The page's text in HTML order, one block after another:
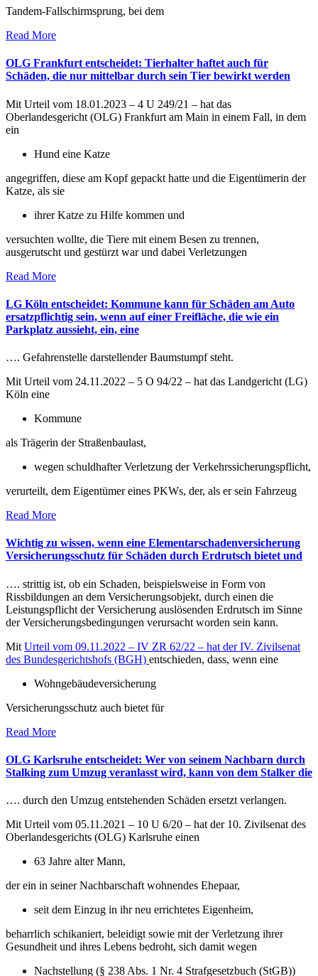
Tandem-Fallschirmsprung, bei dem
Read More
OLG Frankfurt entscheidet: Tierhalter haftet auch für
Schäden, die nur mittelbar durch sein Tier bewirkt werden
Mit Urteil vom 18.01.2023 – 4 U 249/21 – hat das
Oberlandesgericht (OLG) Frankfurt am Main in einem Fall, in dem
ein
Hund eine Katze
angegriffen, diese am Kopf gepackt hatte und die Eigentümerin der
Katze, als sie
ihrer Katze zu Hilfe kommen und
versuchten wollte, die Tiere mit einem Besen zu trennen,
ausgerutscht und gestürzt war und dabei Verletzungen
Read More
LG Köln entscheidet: Kommune kann für Schäden am Auto
ersatzpflichtig sein, wenn auf einer Freifläche, die wie ein
Parkplatz aussieht, ein, eine
…. Gefahrenstelle darstellender Baumstumpf steht.
Mit Urteil vom 24.11.2022 – 5 O 94/22 – hat das Landgericht (LG)
Köln eine
Kommune
als Trägerin der Straßenbaulast,
wegen schuldhafter Verletzung der Verkehrssicherungspflicht,
verurteilt, dem Eigentümer eines PKWs, der, als er sein Fahrzeug
Read More
Wichtig zu wissen, wenn eine Elementarschadenversicherung
Versicherungsschutz für Schäden durch Erdrutsch bietet und
…. strittig ist, ob ein Schaden, beispielsweise in Form von
Rissbildungen an dem Versicherungsobjekt, durch einen die
Leistungspflicht der Versicherung auslösenden Erdrutsch im Sinne
der Versicherungsbedingungen verursacht worden sein kann.
Mit Urteil vom 09.11.2022 – IV ZR 62/22 – hat der IV. Zivilsenat
des Bundesgerichtshofs (BGH) entschieden, dass, wenn eine
Wohngebäudeversicherung
Versicherungsschutz auch bietet für
Read More
OLG Karlsruhe entscheidet: Wer von seinem Nachbarn durch
Stalking zum Umzug veranlasst wird, kann von dem Stalker die
…. durch den Umzug entstehenden Schäden ersetzt verlangen.
Mit Urteil vom 05.11.2021 – 10 U 6/20 – hat der 10. Zivilsenat des
Oberlandesgerichts (OLG) Karlsruhe einen
63 Jahre alter Mann,
der ein in seiner Nachbarschaft wohnendes Ehepaar,
seit dem Einzug in ihr neu errichtetes Eigenheim,
beharrlich schikaniert, beleidigt sowie mit der Verletzung ihrer
Gesundheit und ihres Lebens bedroht, sich damit wegen
Nachstellung (§ 238 Abs. 1 Nr. 4 Strafgesetzbuch (StGB))